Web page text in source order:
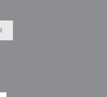
numa nova janela))
((abre numa nova